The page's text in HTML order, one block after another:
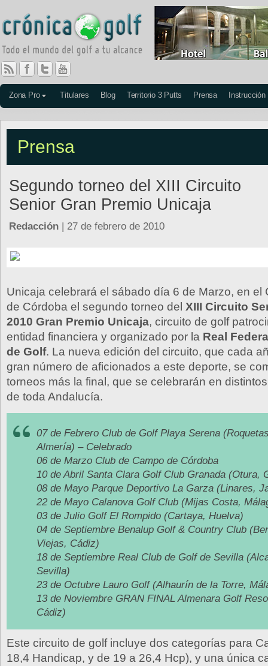
Zona Pro Titulares Blog Territorio 3 Putts Prensa Instrucción
Prensa
Segundo torneo del XIII Circuito
Senior Gran Premio Unicaja
Redacción | 27 de febrero de 2010
Unicaja celebrará el sábado día 6 de Marzo, en el
de Córdoba el segundo torneo del XIII Circuito
2010 Gran Premio Unicaja, circuito de golf
entidad financiera y organizado por la Real
de Golf. La nueva edición del circuito, que cada
gran número de aficionados a este deporte, se
torneos más la final, que se celebrarán en
de toda Andalucía.
07 de Febrero Club de Golf Playa Serena
Almería) – Celebrado
06 de Marzo Club de Campo de Córdoba
10 de Abril Santa Clara Golf Club Granada (Otura,
08 de Mayo Parque Deportivo La Garza (Linares,
22 de Mayo Calanova Golf Club (Mijas Costa,
03 de Julio Golf El Rompido (Cartaya, Huelva)
04 de Septiembre Benalup Golf & Country Club
Viejas, Cádiz)
18 de Septiembre Real Club de Golf de Sevilla
Sevilla)
23 de Octubre Lauro Golf (Alhaurín de la Torre,
13 de Noviembre GRAN FINAL Almenara Golf
Cádiz)
Este circuito de golf incluye dos categorías para
18,4 Handicap, y de 19 a 26,4 Hcp), y una única